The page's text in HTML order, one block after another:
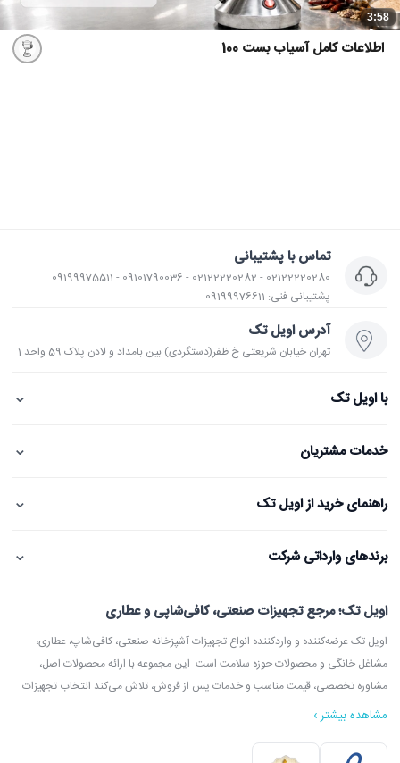
3:58
اطلاعات کامل آسیاب بست 100
تماس با پشتیبانی
02122220280 - 02122220282 - 09101790036 - 09199975511
پشتیبانی فنی: 09199976611
آدرس اویل تک
تهران خیابان شریعتی خ ظفر(دستگردی) بین بامداد و لادن پلاک 59 واحد 1
با اویل تک ⌄
خدمات مشتریان ⌄
راهنمای خرید از اویل تک ⌄
برندهای وارداتی شرکت ⌄
اویل تک؛ مرجع تجهیزات صنعتی، کافی‌شاپی و عطاری
اویل تک عرضه‌کننده و واردکننده انواع تجهیزات آشپزخانه صنعتی، کافی‌شاپ، عطاری،
مشاغل خانگی و محصولات حوزه سلامت است. این مجموعه با ارائه محصولات اصل،
مشاوره تخصصی، قیمت مناسب و خدمات پس از فروش، تلاش می‌کند انتخاب تجهیزات
در اویل تک می‌توانید انواع دستگاه آسیاب عطاری، آسیاب قهوه، دستگاه روغن‌گیری،
مشاهده بیشتر ›